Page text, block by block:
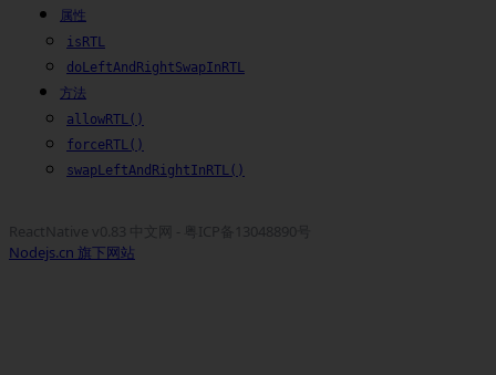
属性
isRTL
doLeftAndRightSwapInRTL
方法
allowRTL()
forceRTL()
swapLeftAndRightInRTL()
ReactNative v0.83 中文网 - 粤ICP备13048890号
Nodejs.cn 旗下网站